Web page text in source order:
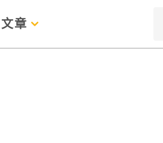
文章